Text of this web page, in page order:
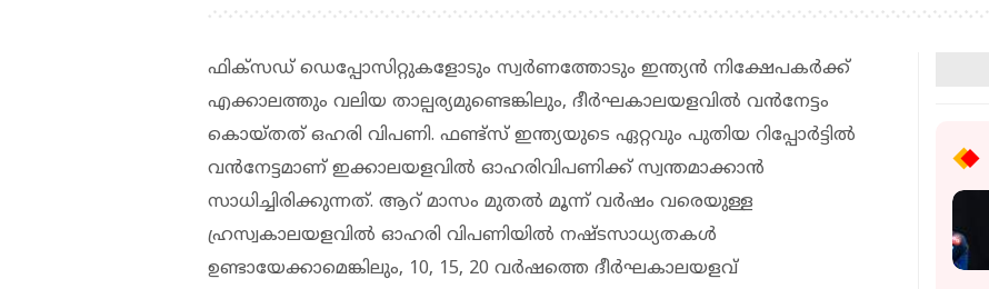
ഫിക്സഡ് ഡെപ്പോസിറ്റുകളോടും സ്വർണത്തോടും ഇന്ത്യൻ നിക്ഷേപകർക്ക്
എക്കാലത്തും വലിയ താല്പര്യമുണ്ടെങ്കിലും, ദീർഘകാലയളവിൽ വന്‍നേട്ടം
കൊയ്തത് ഒഹരി വിപണി. ഫണ്ട്സ് ഇന്ത്യയുടെ ഏറ്റവും പുതിയ റിപ്പോർട്ടില്‍
വന്‍നേട്ടമാണ് ഇക്കാലയളവില്‍ ഓഹരിവിപണിക്ക് സ്വന്തമാക്കാന്‍
സാധിച്ചിരിക്കുന്നത്. ആറ് മാസം മുതൽ മൂന്ന് വർഷം വരെയുള്ള
ഹ്രസ്വകാലയളവിൽ ഓഹരി വിപണിയിൽ നഷ്ടസാധ്യതകൾ
ഉണ്ടായേക്കാമെങ്കിലും, 10, 15, 20 വർഷത്തെ ദീർഘകാലയളവ്